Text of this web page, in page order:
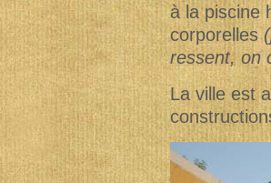
à la piscine
corporelles
ressent, on
La ville est